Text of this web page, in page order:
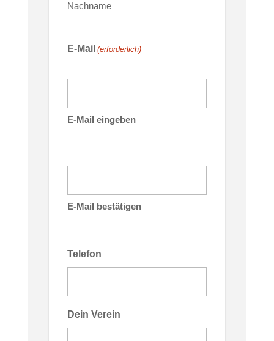
Nachname
E-Mail (erforderlich)
E-Mail eingeben
E-Mail bestätigen
Telefon
Dein Verein